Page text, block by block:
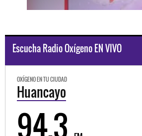
Escucha Radio Oxígeno EN VIVO
OXÍGENO EN TU CIUDAD
Huancayo
94.3